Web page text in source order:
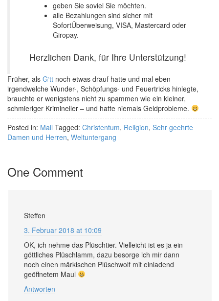
geben Sie soviel Sie möchten.
alle Bezahlungen sind sicher mit
SofortÜberweisung, VISA, Mastercard oder
Giropay.
Herzlichen Dank, für Ihre Unterstützung!
Früher, als G‘tt noch etwas drauf hatte und mal eben
irgendwelche Wunder-, Schöpfungs- und Feuertricks hinlegte,
brauchte er wenigstens nicht zu spammen wie ein kleiner,
schmieriger Krimineller – und hatte niemals Geldprobleme.
Posted in: Mail Tagged: Christentum, Religion, Sehr geehrte
Damen und Herren, Weltuntergang
One Comment
Steffen
3. Februar 2018 at 10:09
OK, ich nehme das Plüschtier. Vielleicht ist es ja ein
göttliches Plüschlamm, dazu besorge ich mir dann
noch einen märkischen Plüschwolf mit einladend
geöffnetem Maul
Antworten